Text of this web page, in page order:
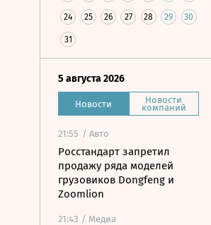
24 25 26 27 28 29 30
31
5 августа 2026
Новости Новости
компаний
21:55 / Авто
Росстандарт запретил
продажу ряда моделей
грузовиков Dongfeng и
Zoomlion
21:43 / Медиа